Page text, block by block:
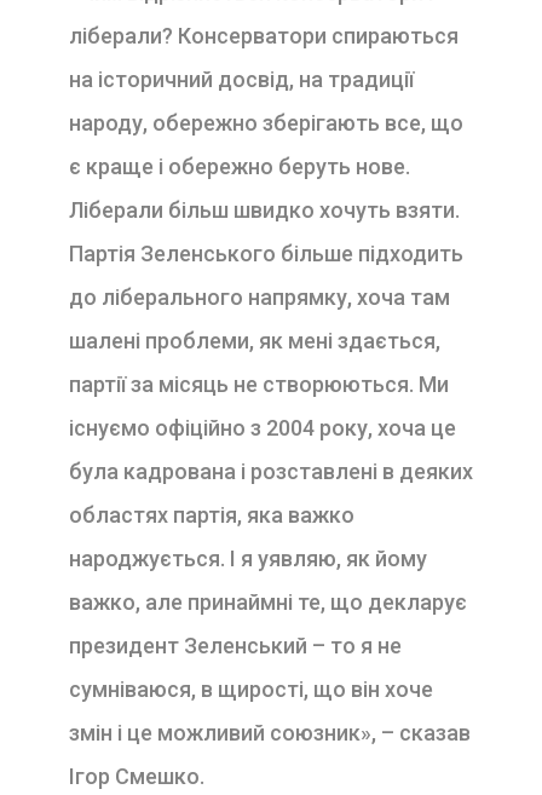
ліберали? Консерватори спираються
на історичний досвід, на традиції
народу, обережно зберігають все, що
є краще і обережно беруть нове.
Ліберали більш швидко хочуть взяти.
Партія Зеленського більше підходить
до ліберального напрямку, хоча там
шалені проблеми, як мені здається,
партії за місяць не створюються. Ми
існуємо офіційно з 2004 року, хоча це
була кадрована і розставлені в деяких
областях партія, яка важко
народжується. І я уявляю, як йому
важко, але принаймні те, що декларує
президент Зеленський – то я не
сумніваюся, в щирості, що він хоче
змін і це можливий союзник», – сказав
Ігор Смешко.